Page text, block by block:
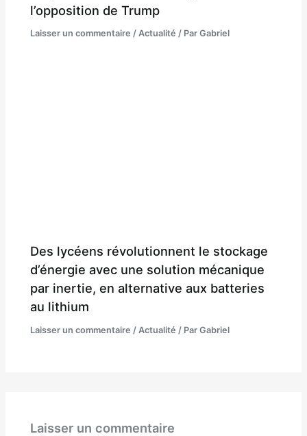
l’opposition de Trump
Laisser un commentaire /Actualité / ParGabriel
Des lycéens révolutionnent le stockage
d’énergie avec une solution mécanique
par inertie, en alternative aux batteries
au lithium
Laisser un commentaire /Actualité / ParGabriel
Laisser un commentaire